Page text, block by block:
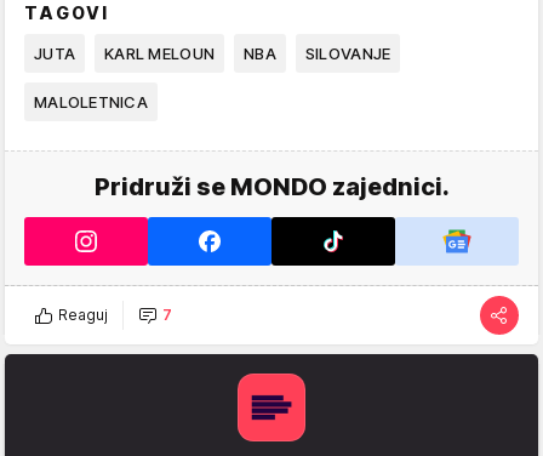
TAGOVI
JUTA KARL MELOUN NBA SILOVANJE
MALOLETNICA
Pridruži se MONDO zajednici.
Reaguj 7